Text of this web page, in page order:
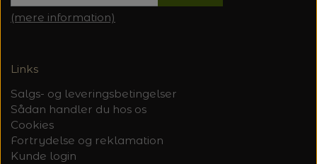
(mere information)
Links
Salgs- og leveringsbetingelser
Sådan handler du hos os
Cookies
Fortrydelse og reklamation
Kunde login